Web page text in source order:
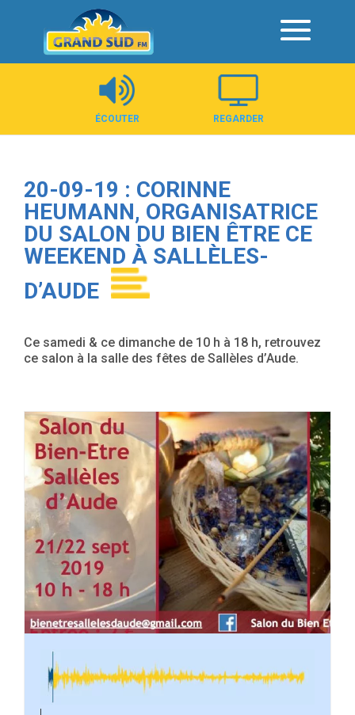
Panneau de gestion des cookies
ÉCOUTER REGARDER
20-09-19 : CORINNE
HEUMANN, ORGANISATRICE
DU SALON DU BIEN ÊTRE CE
WEEKEND À SALLÈLES-
D’AUDE
Ce samedi & ce dimanche de 10 h à 18 h, retrouvez
ce salon à la salle des fêtes de Sallèles d’Aude.